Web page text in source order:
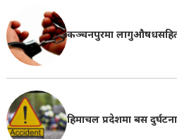
कञ्चनपुरमा लागुऔषधसहित
हिमाचल प्रदेशमा बस